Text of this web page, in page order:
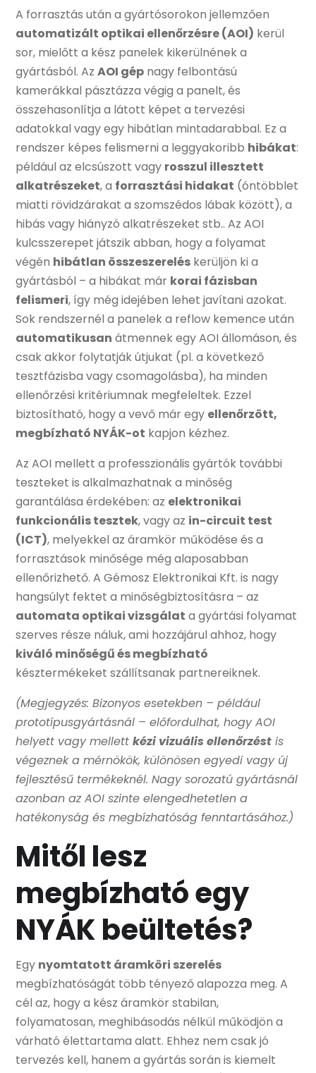
A forrasztás után a gyártósorokon jellemzően
automatizált optikai ellenőrzésre (AOI) kerül
sor, mielőtt a kész panelek kikerülnének a
gyártásból. AzAOI gép nagy felbontású
kamerákkal pásztázza végig a panelt, és
összehasonlítja a látott képet a tervezési
adatokkal vagy egy hibátlan mintadarabbal. Ez a
rendszer képes felismerni a leggyakoribb hibákat:
például az elcsúszott vagy rosszul illesztett
alkatrészeket, a forrasztási hidakat (óntöbblet
miatti rövidzárakat a szomszédos lábak között), a
hibás vagy hiányzó alkatrészeket stb.. Az AOI
kulcsszerepet játszik abban, hogy a folyamat
végén hibátlan összeszerelés kerüljön ki a
gyártásból – a hibákat már korai fázisban
felismeri, így még idejében lehet javítani azokat.
Sok rendszernél a panelek a reflow kemence után
automatikusan átmennek egy AOI állomáson, és
csak akkor folytatják útjukat (pl. a következő
tesztfázisba vagy csomagolásba), ha minden
ellenőrzési kritériumnak megfeleltek. Ezzel
biztosítható, hogy a vevő már egy ellenőrzött,
megbízható NYÁK-ot kapjon kézhez.
Az AOI mellett a professzionális gyártók további
teszteket is alkalmazhatnak a minőség
garantálása érdekében: az elektronikai
funkcionális tesztek, vagy az in-circuit test
(ICT), melyekkel az áramkör működése és a
forrasztások minősége még alaposabban
ellenőrizhető. A Gémosz Elektronikai Kft. is nagy
hangsúlyt fektet a minőségbiztosításra – az
automata optikai vizsgálat a gyártási folyamat
szerves része náluk, ami hozzájárul ahhoz, hogy
kiváló minőségű és megbízható
késztermékeket szállítsanak partnereiknek.
(Megjegyzés: Bizonyos esetekben – például
prototípusgyártásnál – előfordulhat, hogy AOI
helyett vagy mellettkézi vizuális ellenőrzést is
végeznek a mérnökök, különösen egyedi vagy új
fejlesztésű termékeknél. Nagy sorozatú gyártásnál
azonban az AOI szinte elengedhetetlen a
hatékonyság és megbízhatóság fenntartásához.)
Mitől lesz
megbízható egy
NYÁK beültetés?
Egy nyomtatott áramköri szerelés
megbízhatóságát több tényező alapozza meg. A
cél az, hogy a kész áramkör stabilan,
folyamatosan, meghibásodás nélkül működjön a
várható élettartama alatt. Ehhez nem csak jó
tervezés kell, hanem a gyártás során is kiemelt